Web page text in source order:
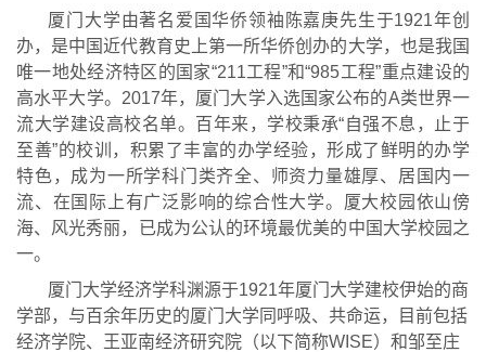
厦门大学由著名爱国华侨领袖陈嘉庚先生于1921年创
办，是中国近代教育史上第一所华侨创办的大学，也是我国
唯一地处经济特区的国家“211工程”和“985工程”重点建设的
高水平大学。 2017年，厦门大学入选国家公布的A类世界一
流大学建设高校名单。百年来，学校秉承“自强不息，止于
至善”的校训，积累了丰富的办学经验，形成了鲜明 的办学
特色，成为一所学科门类齐全、师资力量雄厚、居国内一
流、在国际上有广泛影响的综合性大学。厦大校园依山傍
海、风光秀丽，已成为公认的环境最优美的中国大学校园之
一。
厦门大学经济学科渊源于1921年厦门大学建校伊始的商
学部，与百余年历史的厦门大学同呼吸、共命运，目前包括
经济学院、王亚南经济研究院（以下简称WISE）和邹至庄